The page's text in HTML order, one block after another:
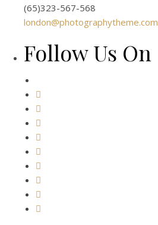
(65)323-567-568
london@photographytheme.com
Follow Us On